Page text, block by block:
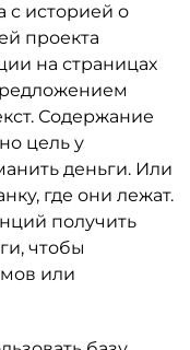
с историей о
проекта
на страницах
Содержание
цель у
деньги. Или
где они лежат.
получить
чтобы
или